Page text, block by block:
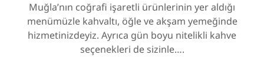
Muğla’nın coğrafi işaretli ürünlerinin yer aldığı
menümüzle kahvaltı, öğle ve akşam yemeğinde
hizmetinizdeyiz. Ayrıca gün boyu nitelikli kahve
seçenekleri de sizinle….